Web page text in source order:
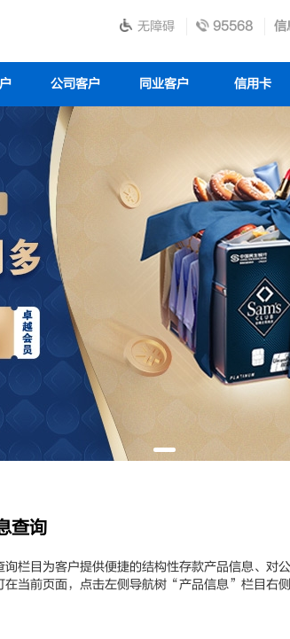
无障碍 95568 信
公司客户 同业客户 信用卡
查询
目为客户提供便捷的结构性存款产品信息、对
在当前页面，点击左侧导航树“产品信息”栏目右